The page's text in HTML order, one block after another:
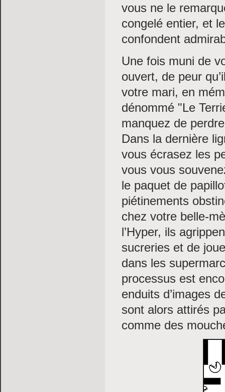
vous ne le
congelé entier, et
confondent
Une fois muni de
ouvert, de peur
votre mari, en
dénommé "Le
manquez de
Dans la dernière
vous écrasez les
vous vous
le paquet de
piétinements
chez votre belle-
l’Hyper, ils
sucreries et de
dans les
processus est
enduits d’images
sont alors attirés
comme des